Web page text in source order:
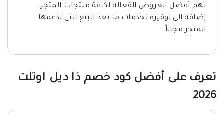
لهم أفضل العروض الفعالة لكافة منتجات المتجر،
إضافة إلى توفيره لخدمات ما بعد البيع التي يدعمها
المتجر مجاناً.
تعرف على أفضل كود خصم ذا ديل اوتلت
2026